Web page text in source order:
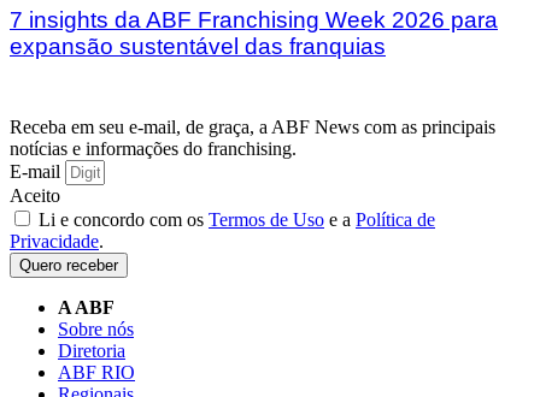
7 insights da ABF Franchising Week 2026 para
expansão sustentável das franquias
Receba em seu e-mail, de graça, a ABF News com as principais
notícias e informações do franchising.
E-mail
Aceito
Li e concordo com os Termos de Uso e a Política de
Privacidade.
Quero receber
A ABF
Sobre nós
Diretoria
ABF RIO